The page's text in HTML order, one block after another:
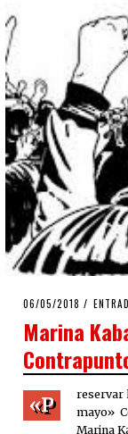
POSTED
06/05/2018
Marina
«P
reservar
mayo»
Marina